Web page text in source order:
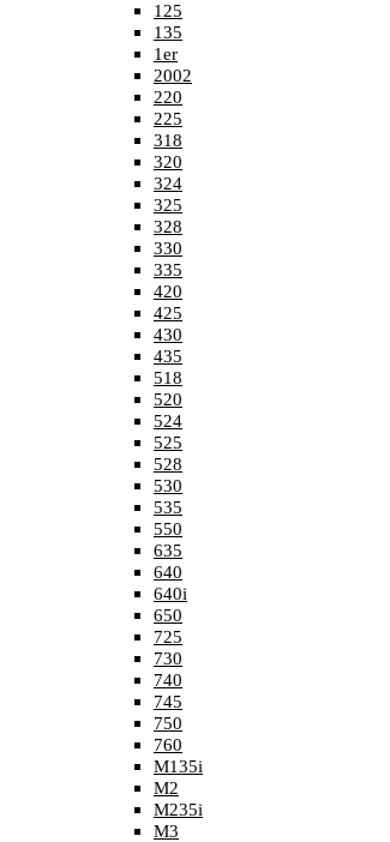
125
135
1er
2002
220
225
318
320
324
325
328
330
335
420
425
430
435
518
520
524
525
528
530
535
550
635
640
640i
650
725
730
740
745
750
760
M135i
M2
M235i
M3